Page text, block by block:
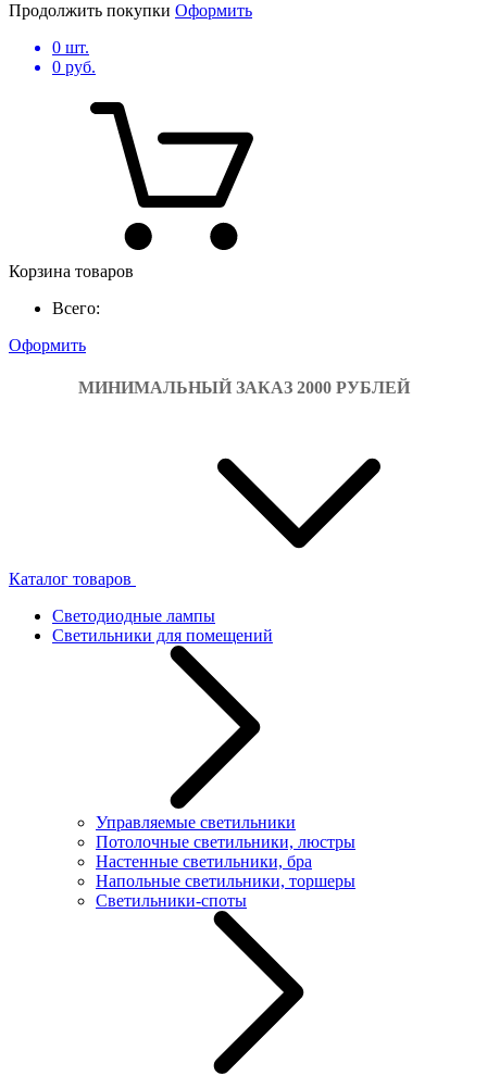
Продолжить покупки Оформить
0 шт.
0 руб.
Корзина товаров
Всего:
Оформить
МИНИМАЛЬНЫЙ ЗАКАЗ 2000 РУБЛЕЙ
Каталог товаров
Светодиодные лампы
Светильники для помещений
Управляемые светильники
Потолочные светильники, люстры
Настенные светильники, бра
Напольные светильники, торшеры
Светильники-споты